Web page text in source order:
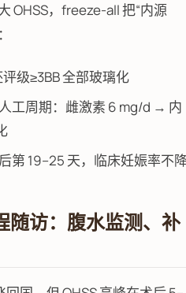
OHSS，freeze-all 把“内源
级≥3BB 全部玻璃化
工周期：雌激素 6 mg/d → 内
第 19–25 天，临床妊娠率不
随访：腹水监测、补